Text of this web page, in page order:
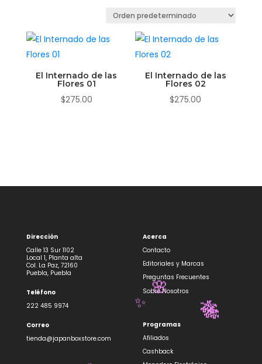
El Internado de las
Flores 01
$275.00
El Internado de las
Flores 02
$275.00
Dirección
Calle 13 Sur 1102
Local 1, Planta alta
Col. La Paz, 72160
Puebla, Puebla
Teléfono
222 485 9974
Correo
tienda@japanboxstore.com
Acerca
Contacto
Editoriales y Marcas
Preguntas Frecuentes
Sobre Nosotros
Programas
Afiliados
Cashback
🎋
🌸
✨
🎋